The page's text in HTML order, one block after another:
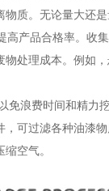
质。无论量大还是
产品合格率。收
处理成本。例如，
浪费时间和精力挖
可过滤各种油漆物
空气。